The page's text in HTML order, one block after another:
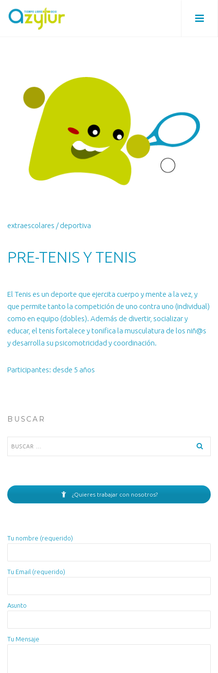
extraescolares / deportiva
PRE-TENIS Y TENIS
El Tenis es un deporte que ejercita cuerpo y mente a la vez, y
que permite tanto la competición de uno contra uno (individual)
como en equipo (dobles). Además de divertir, socializar y
educar, el tenis fortalece y tonifica la musculatura de los niñ@s
y desarrolla su psicomotricidad y coordinación.
Participantes: desde 5 años
BUSCAR
¿Quieres trabajar con nosotros?
Tu nombre (requerido)
Tu Email (requerido)
Asunto
Tu Mensaje